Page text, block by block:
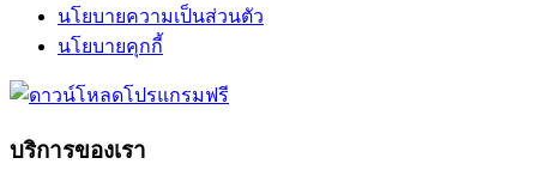
นโยบายความเป็นส่วนตัว
นโยบายคุกกี้
บริการของเรา